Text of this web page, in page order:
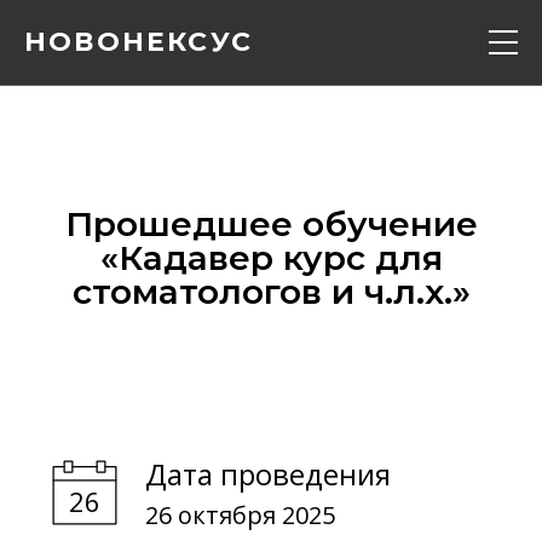
НОВОНЕКСУС
Расписание
Прошедшее обучение
«‎Кадавер курс для
стоматологов и ч.л.х.»‎
Дата проведения
26 октября 2025